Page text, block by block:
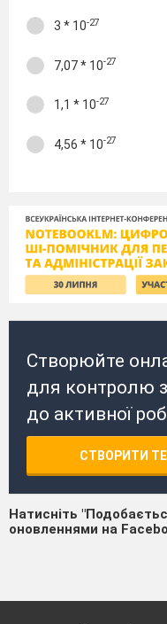
3 * 10-27
7,07 * 10-27
1,1 * 10-27
4,56 * 10-27
Створюйте
для контролю
до активної
СТВОРИТИ
Натисніть
оновленнями на